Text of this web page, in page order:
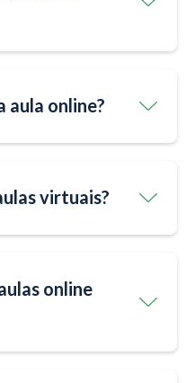
aula online?
virtuais?
online